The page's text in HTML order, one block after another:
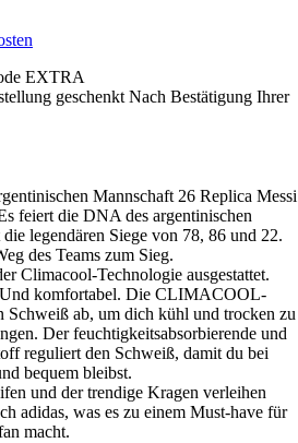
EXTRA
geschenkt Nach Bestätigung Ihrer
Mannschaft 26 Replica Messi
feiert die DNA des argentinischen
legendären Siege von 78, 86 und 22.
des Teams zum Sieg.
Climacool-Technologie ausgestattet.
komfortabel. Die CLIMACOOL-
Schweiß ab, um dich kühl und trocken zu
Der feuchtigkeitsabsorbierende und
reguliert den Schweiß, damit du bei
bequem bleibst.
und der trendige Kragen verleihen
adidas, was es zu einem Must-have für
macht.